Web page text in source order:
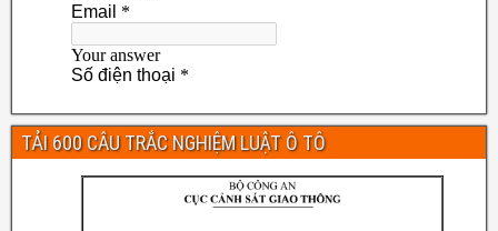
TẢI 600 CÂU TRẮC NGHIỆM LUẬT Ô TÔ